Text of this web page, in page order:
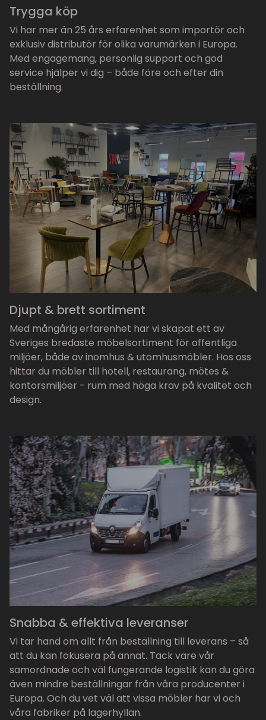
Trygga köp
Vi har mer än 25 års erfarenhet som importör och
exklusiv distributör för olika varumärken i Europa.
Med engagemang, personlig support och god
service hjälper vi dig – både före och efter din
beställning.
Djupt & brett sortiment
Med mångårig erfarenhet har vi skapat ett av
Sveriges bredaste möbelsortiment för offentliga
miljöer, både av inomhus & utomhusmöbler. Hos oss
hittar du möbler till hotell, restaurang, mötes &
kontorsmiljöer - rum med höga krav på kvalitet och
design.
Snabba & effektiva leveranser
Vi tar hand om allt från beställning till leverans – så
att du kan fokusera på annat. Tack vare vår
samordnade och väl fungerande logistik kan du göra
även mindre beställningar från våra producenter i
Europa. Och du vet väl att vissa möbler har vi och
våra fabriker på lagerhyllan.